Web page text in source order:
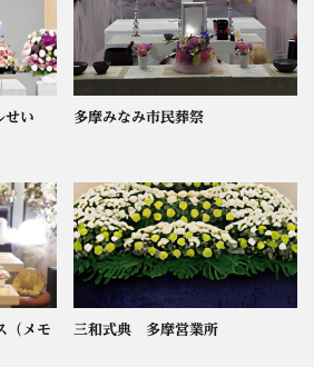
せい
多摩みなみ市民葬祭
（メモ
三和式典 多摩営業所